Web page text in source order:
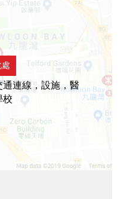
連線，設施，醫
校